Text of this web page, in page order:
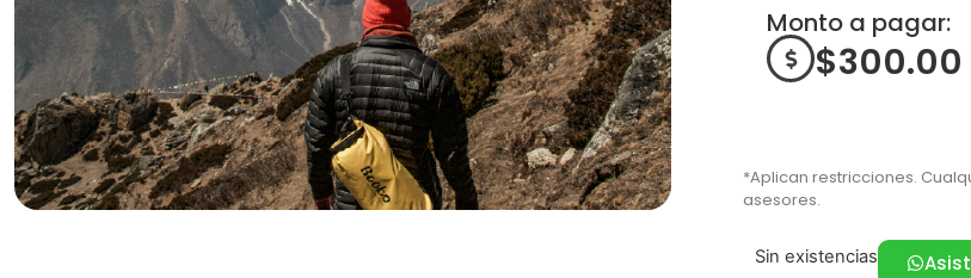
Monto a pagar:
$300.00
*Aplican restricciones.
asesores.
Sin existencias